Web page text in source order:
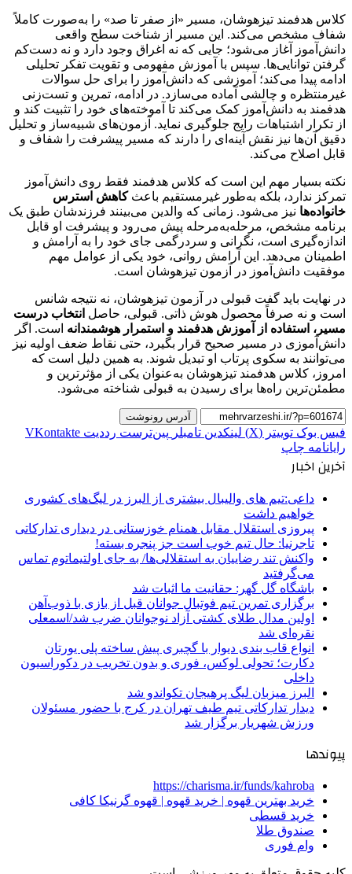
کلاس هدفمند تیزهوشان، مسیر «از صفر تا صد» را به‌صورت کاملاً
شفاف مشخص می‌کند. این مسیر از شناخت سطح واقعی
دانش‌آموز آغاز می‌شود؛ جایی که نه اغراق وجود دارد و نه دست‌کم
گرفتن توانایی‌ها. سپس با آموزش مفهومی و تقویت تفکر تحلیلی
ادامه پیدا می‌کند؛ آموزشی که دانش‌آموز را برای حل سوالات
غیرمنتظره و چالشی آماده می‌سازد. در ادامه، تمرین و تست‌زنی
هدفمند به دانش‌آموز کمک می‌کند تا آموخته‌های خود را تثبیت کند و
از تکرار اشتباهات رایج جلوگیری نماید. آزمون‌های شبیه‌ساز و تحلیل
دقیق آن‌ها نیز نقش آینه‌ای را دارند که مسیر پیشرفت را شفاف و
قابل اصلاح می‌کند.
نکته بسیار مهم این است که کلاس هدفمند فقط روی دانش‌آموز
تمرکز ندارد، بلکه به‌طور غیرمستقیم باعثکاهش استرس
خانواده‌ها نیز می‌شود. زمانی که والدین می‌بینند فرزندشان طبق یک
برنامه مشخص، مرحله‌به‌مرحله پیش می‌رود و پیشرفت او قابل
اندازه‌گیری است، نگرانی و سردرگمی جای خود را به آرامش و
اطمینان می‌دهد. این آرامش روانی، خود یکی از عوامل مهم
موفقیت دانش‌آموز در آزمون تیزهوشان است.
در نهایت باید گفت قبولی در آزمون تیزهوشان، نه نتیجه شانس
است و نه صرفاً محصول هوش ذاتی. قبولی، حاصل انتخاب درست
مسیر، استفاده از آموزش هدفمند و استمرار هوشمندانه است. اگر
دانش‌آموزی در مسیر صحیح قرار بگیرد، حتی نقاط ضعف اولیه نیز
می‌توانند به سکوی پرتاب او تبدیل شوند. به همین دلیل است که
امروز، کلاس هدفمند تیزهوشان به‌عنوان یکی از مؤثرترین و
مطمئن‌ترین راه‌ها برای رسیدن به قبولی شناخته می‌شود.
آدرس رونوشت
فیس بوک توییتر (X) لینکدین ‫تامبلر ‫پین‌ترست ‫رددیت ‫VKontakte
رایانامه چاپ
آخرین اخبار
داعی:تیم های والیبال بیشتری از البرز در لیگ‌های کشوری
خواهیم داشت
پیروزی استقلال مقابل همنام خوزستانی در دیداری تدارکاتی
تاجرنیا: حال تیم خوب است جز پنجره بسته!
واکنش تند رضاییان به استقلالی‌ها/ به جای اولتیماتوم تماس
می‌گرفتید
باشگاه گل گهر: حقانیت ما اثبات شد
برگزاری تمرین تیم فوتبال جوانان قبل از بازی با ذوب‌آهن
اولین مدال طلای کشتی آزاد نوجوانان ضرب شد/اسمعلی
نقره‌ای شد
انواع قاب بندی دیوار با گچبری پیش ساخته پلی یورتان
دکارت؛ تحولی لوکس، فوری و بدون تخریب در دکوراسیون
داخلی
البرز میزبان لیگ پرهیجان تکواندو شد
دیدار تدارکاتی تیم طیف تهران در کرج با حضور مسئولان
ورزش شهریار برگزار شد
پیوندها
https://charisma.ir/funds/kahroba
خرید بهترین قهوه | خرید قهوه | قهوه گرنیکا کافی
خرید قسطی
صندوق طلا
وام فوری